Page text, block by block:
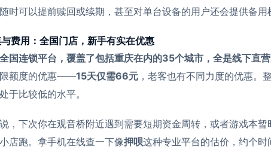
时可以提前赎回或续期，甚至对单台设备的用户还会提供备用
费用：全国门店，新手有实在优惠
国连锁平台，覆盖了包括重庆在内的35个城市，全是线下直营
额度的优惠——15天仅需66元 ，老客也有不同力度的优惠。
于比较低的水平。
，下次你在观音桥附近遇到需要短期资金周转，或者游戏本暂
店跑。拿手机在线查一下像押呗这种专业平台的估价，约个